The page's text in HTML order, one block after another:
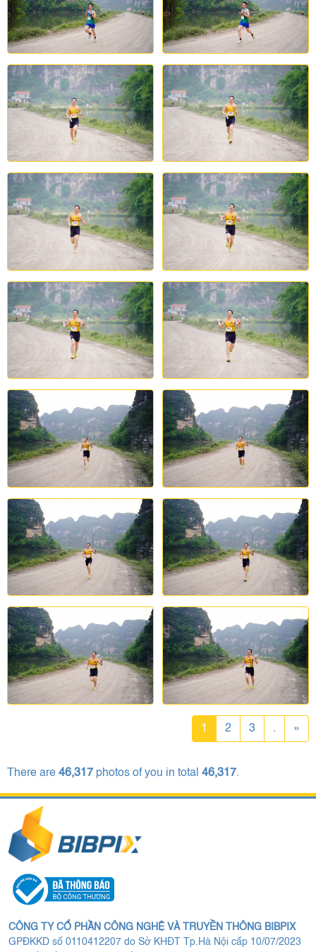
1 2 3 . »
There are 46,317 photos of you in total 46,317.
CÔNG TY CỔ PHẦN CÔNG NGHỆ VÀ TRUYỀN THÔNG BIBPIX
GPĐKKD số 0110412207 do Sở KHĐT Tp.Hà Nội cấp 10/07/2023